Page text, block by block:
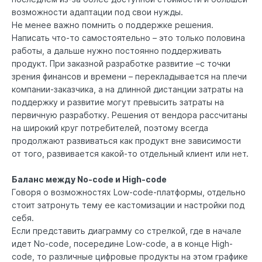
возможности адаптации под свои нужды.
Не менее важно помнить о поддержке решения.
Написать что-то самостоятельно – это только половина
работы, а дальше нужно постоянно поддерживать
продукт. При заказной разработке развитие –с точки
зрения финансов и времени – перекладывается на плечи
компании-заказчика, а на длинной дистанции затраты на
поддержку и развитие могут превысить затраты на
первичную разработку. Решения от вендора рассчитаны
на широкий круг потребителей, поэтому всегда
продолжают развиваться как продукт вне зависимости
от того, развивается какой-то отдельный клиент или нет.
Баланс между No-code и High-code
Говоря о возможностях Low-code-платформы, отдельно
стоит затронуть тему ее кастомизации и настройки под
себя.
Если представить диаграмму со стрелкой, где в начале
идет No-code, посередине Low-code, а в конце High-
code, то различные цифровые продукты на этом графике